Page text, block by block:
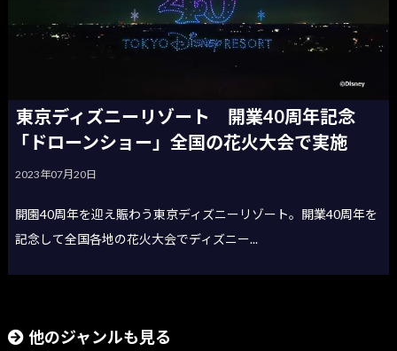
東京ディズニーリゾート 開業40周年記念
「ドローンショー」全国の花火大会で実施
2023年07月20日
開園40周年を迎え賑わう東京ディズニーリゾート。開業40周年を
記念して全国各地の花火大会でディズニー...
他のジャンルも見る